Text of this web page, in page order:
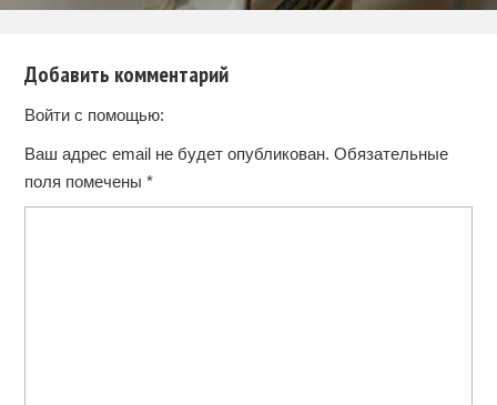
Добавить комментарий
Войти с помощью:
Ваш адрес email не будет опубликован. Обязательные
поля помечены *